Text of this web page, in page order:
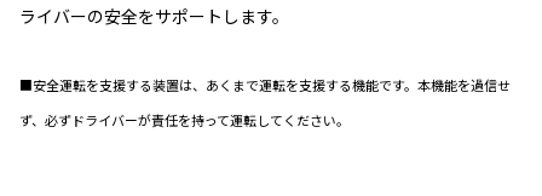
ライバーの安全をサポートします。
■安全運転を支援する装置は、あくまで運転を支援する機能です。本機能を過信せ
ず、必ずドライバーが責任を持って運転してください。